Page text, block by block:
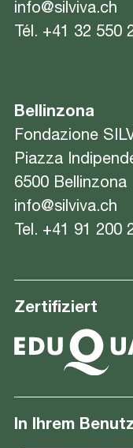
info@silviva.ch
Tél. +41 32 550
Bellinzona
Fondazione
Piazza
6500 Bellinzona
info@silviva.ch
Tel. +41 91 200
Zertifiziert
In Ihrem